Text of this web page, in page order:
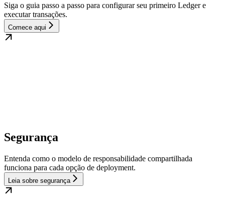
Siga o guia passo a passo para configurar seu primeiro Ledger e
executar transações.
Comece aqui
Segurança
Entenda como o modelo de responsabilidade compartilhada
funciona para cada opção de deployment.
Leia sobre segurança